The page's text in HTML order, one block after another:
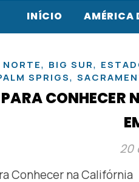
INÍCIO AMÉRICA
, BIG SUR,
SPRIGS,
CONHECER
20